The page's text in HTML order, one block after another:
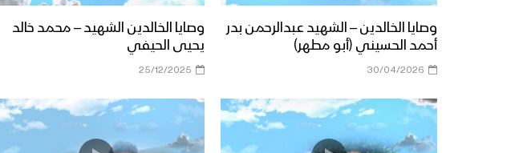
وصايا الخالدين – الشهيد عبدالرحمن بدر
أحمد الحسيني (أبو مطهر)
30/04/2026
وصايا الخالدين الشهيد – محمد خالد
يحيى الحيفي
25/12/2025